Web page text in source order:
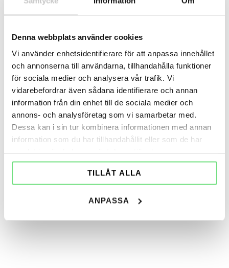
Denna webbplats använder cookies
Vi använder enhetsidentifierare för att anpassa innehållet
och annonserna till användarna, tillhandahålla funktioner
för sociala medier och analysera vår trafik. Vi
vidarebefordrar även sådana identifierare och annan
information från din enhet till de sociala medier och
annons- och analysföretag som vi samarbetar med.
Dessa kan i sin tur kombinera informationen med annan
information som du har tillhandahållit eller som de har
TILLÅT ALLA
ANPASSA
samt mätning.
LÄS MER